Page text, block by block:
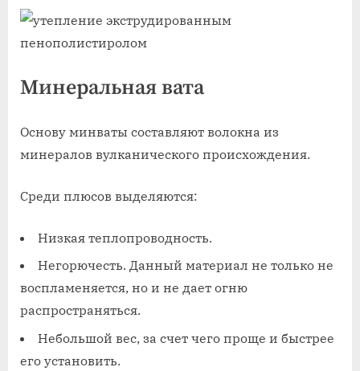
Минеральная вата
Основу минваты составляют волокна из
минералов вулканического происхождения.
Среди плюсов выделяются:
Низкая теплопроводность.
Негорючесть. Данный материал не только не
воспламеняется, но и не дает огню
распространяться.
Небольшой вес, за счет чего проще и быстрее
его установить.